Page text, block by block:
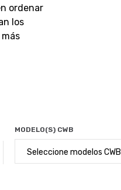
ordenar
los
MODELO(S) CWB
Seleccione modelos CWB